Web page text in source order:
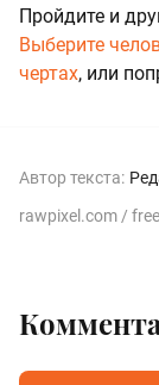
Пройдите и
Выберите
чертах, или
Автор текста:
rawpixel.com /